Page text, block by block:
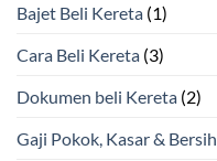
Bajet Beli Kereta (1)
Cara Beli Kereta (3)
Dokumen beli Kereta (2)
Gaji Pokok, Kasar & Bersih